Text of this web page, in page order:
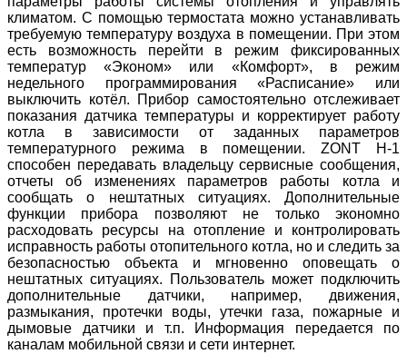
климатом. С помощью термостата можно устанавливать
требуемую температуру воздуха в помещении. При этом
есть возможность перейти в режим фиксированных
температур «Эконом» или «Комфорт», в режим
недельного программирования «Расписание» или
выключить котёл. Прибор самостоятельно отслеживает
показания датчика температуры и корректирует работу
котла в зависимости от заданных параметров
температурного режима в помещении.
ZONT
H-1
способен передавать владельцу сервисные сообщения,
отчеты об изменениях параметров работы котла и
сообщать о нештатных ситуациях. Дополнительные
функции прибора позволяют не только экономно
расходовать ресурсы на отопление и контролировать
исправность работы отопительного котла, но и следить за
безопасностью объекта и мгновенно оповещать о
нештатных ситуациях. Пользователь может подключить
дополнительные датчики, например, движения,
размыкания, протечки воды, утечки газа, пожарные и
дымовые датчики и т.п. Информация передается по
каналам мобильной связи и сети интернет.